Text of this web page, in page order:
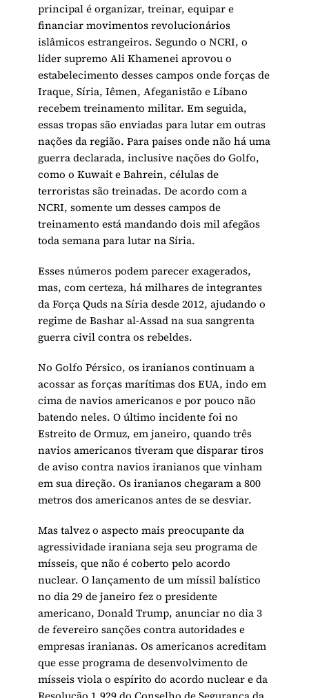
principal é organizar, treinar, equipar e
financiar movimentos revolucionários
islâmicos estrangeiros. Segundo o NCRI, o
líder supremo Ali Khamenei aprovou o
estabelecimento desses campos onde forças de
Iraque, Síria, Iêmen, Afeganistão e Líbano
recebem treinamento militar. Em seguida,
essas tropas são enviadas para lutar em outras
nações da região. Para países onde não há uma
guerra declarada, inclusive nações do Golfo,
como o Kuwait e Bahrein, células de
terroristas são treinadas. De acordo com a
NCRI, somente um desses campos de
treinamento está mandando dois mil afegãos
toda semana para lutar na Síria.
Esses números podem parecer exagerados,
mas, com certeza, há milhares de integrantes
da Força Quds na Síria desde 2012, ajudando o
regime de Bashar al-Assad na sua sangrenta
guerra civil contra os rebeldes.
No Golfo Pérsico, os iranianos continuam a
acossar as forças marítimas dos EUA, indo em
cima de navios americanos e por pouco não
batendo neles. O último incidente foi no
Estreito de Ormuz, em janeiro, quando três
navios americanos tiveram que disparar tiros
de aviso contra navios iranianos que vinham
em sua direção. Os iranianos chegaram a 800
metros dos americanos antes de se desviar.
Mas talvez o aspecto mais preocupante da
agressividade iraniana seja seu programa de
mísseis, que não é coberto pelo acordo
nuclear. O lançamento de um míssil balístico
no dia 29 de janeiro fez o presidente
americano, Donald Trump, anunciar no dia 3
de fevereiro sanções contra autoridades e
empresas iranianas. Os americanos acreditam
que esse programa de desenvolvimento de
mísseis viola o espírito do acordo nuclear e da